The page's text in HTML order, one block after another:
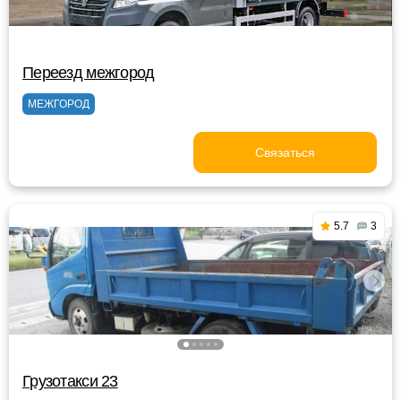
Переезд межгород
МЕЖГОРОД
Связаться
5.7 3
Грузотакси 23